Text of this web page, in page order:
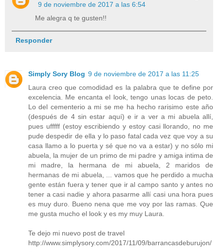
9 de noviembre de 2017 a las 6:54
Me alegra q te gusten!!
Responder
Simply Sory Blog 9 de noviembre de 2017 a las 11:25
Laura creo que comodidad es la palabra que te define por
excelencia. Me encanta el look, tengo unas locas de peto.
Lo del cementerio a mi se me ha hecho rarisimo este año
(después de 4 sin estar aquí) e ir a ver a mi abuela allí,
pues ufffff (estoy escribiendo y estoy casi llorando, no me
pude despedir de ella y lo paso fatal cada vez que voy a su
casa llamo a lo puerta y sé que no va a estar) y no sólo mi
abuela, la mujer de un primo de mi padre y amiga intima de
mi madre, la hermana de mi abuela, 2 maridos de
hermanas de mi abuela, ... vamos que he perdido a mucha
gente están fuera y tener que ir al campo santo y antes no
tener a casi nadie y ahora pasarme allí casi una hora pues
es muy duro. Bueno nena que me voy por las ramas. Que
me gusta mucho el look y es my muy Laura.
Te dejo mi nuevo post de travel
http://www.simplysory.com/2017/11/09/barrancasdeburujon/